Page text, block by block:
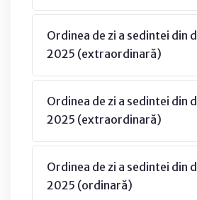
Ordinea de zi a sedintei din
2025 (extraordinară)
Ordinea de zi a sedintei din
2025 (extraordinară)
Ordinea de zi a sedintei din
2025 (ordinară)